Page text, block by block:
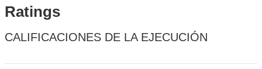
Ratings
CALIFICACIONES DE LA EJECUCIÓN